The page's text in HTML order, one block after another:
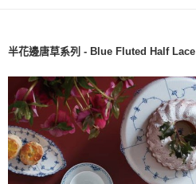
半花邊唐草系列 - Blue Fluted Half Lace